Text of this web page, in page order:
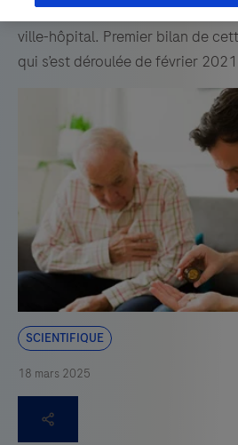
Scientifique
polymédiquée en misant sur le
ville-hôpital. Premier bilan de
qui s’est déroulée de février
18 mars 2025